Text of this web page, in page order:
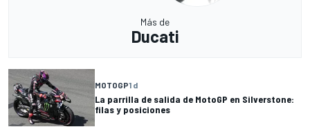
Más de
Ducati
MOTOGP1 d
La parrilla de salida de MotoGP en Silverstone:
filas y posiciones